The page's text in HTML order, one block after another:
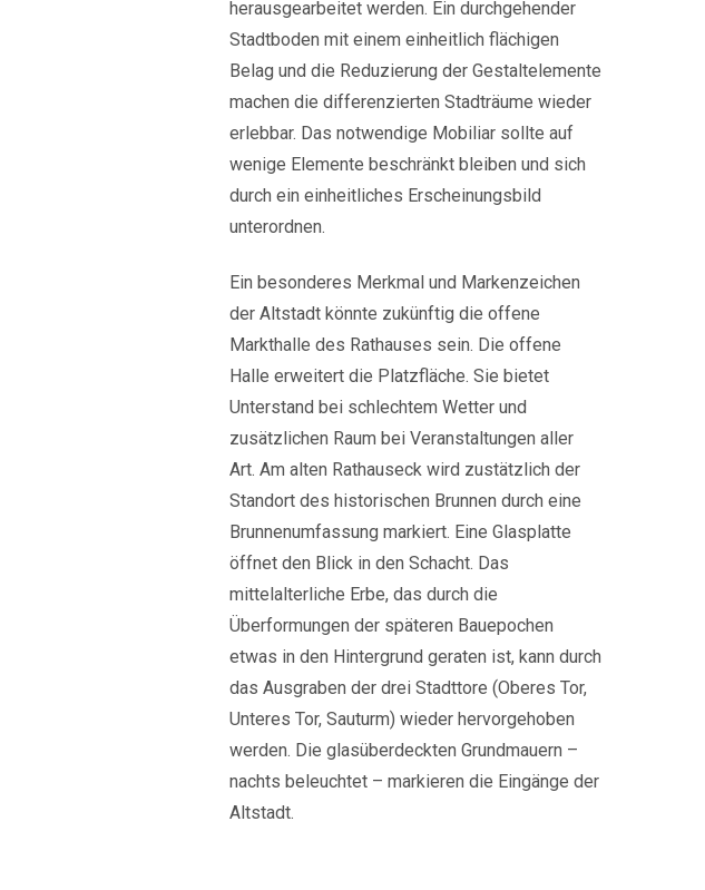
herausgearbeitet werden. Ein durchgehender
Stadtboden mit einem einheitlich flächigen
Belag und die Reduzierung der Gestaltelemente
machen die differenzierten Stadträume wieder
erlebbar. Das notwendige Mobiliar sollte auf
wenige Elemente beschränkt bleiben und sich
durch ein einheitliches Erscheinungsbild
unterordnen.
Ein besonderes Merkmal und Markenzeichen
der Altstadt könnte zukünftig die offene
Markthalle des Rathauses sein. Die offene
Halle erweitert die Platzfläche. Sie bietet
Unterstand bei schlechtem Wetter und
zusätzlichen Raum bei Veranstaltungen aller
Art. Am alten Rathauseck wird zustätzlich der
Standort des historischen Brunnen durch eine
Brunnenumfassung markiert. Eine Glasplatte
öffnet den Blick in den Schacht. Das
mittelalterliche Erbe, das durch die
Überformungen der späteren Bauepochen
etwas in den Hintergrund geraten ist, kann durch
das Ausgraben der drei Stadttore (Oberes Tor,
Unteres Tor, Sauturm) wieder hervorgehoben
werden. Die glasüberdeckten Grundmauern –
nachts beleuchtet – markieren die Eingänge der
Altstadt.